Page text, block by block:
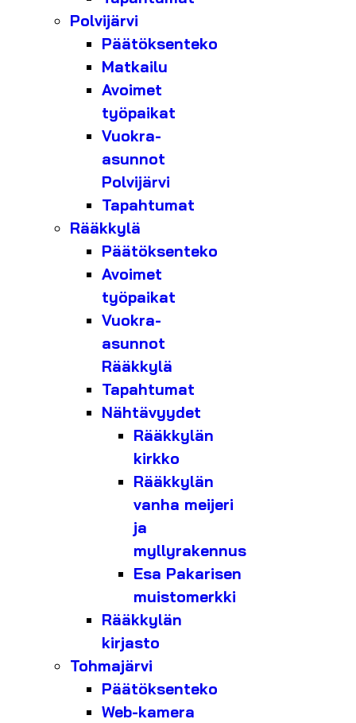
Polvijärvi
Päätöksenteko
Matkailu
Avoimet
työpaikat
Vuokra-
asunnot
Polvijärvi
Tapahtumat
Rääkkylä
Päätöksenteko
Avoimet
työpaikat
Vuokra-
asunnot
Rääkkylä
Tapahtumat
Nähtävyydet
Rääkkylän
kirkko
Rääkkylän
vanha meijeri
ja
myllyrakennus
Esa Pakarisen
muistomerkki
Rääkkylän
kirjasto
Tohmajärvi
Päätöksenteko
Web-kamera